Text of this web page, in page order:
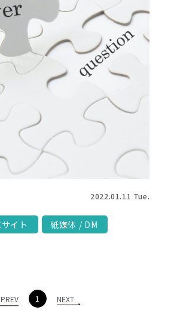
2022.01.11 Tue.
イト 紙媒体 / DM
PREV 1 NEXT